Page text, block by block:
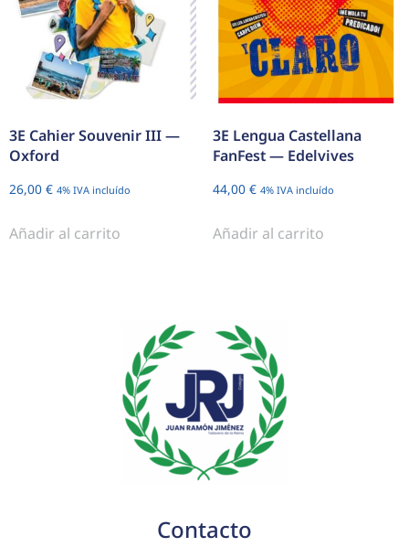
3E Cahier Souvenir III —
Oxford
26,00 € 4% IVA incluído
Añadir al carrito
3E Lengua Castellana
FanFest — Edelvives
44,00 € 4% IVA incluído
Añadir al carrito
Contacto